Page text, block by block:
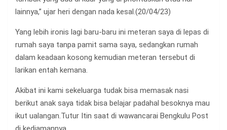
lainnya,” ujar heri dengan nada kesal.(20/04/23)
Yang lebih ironis lagi baru-baru ini meteran saya di lepas di
rumah saya tanpa pamit sama saya, sedangkan rumah
dalam keadaan kosong kemudian meteran tersebut di
larikan entah kemana.
Akibat ini kami sekeluarga tudak bisa memasak nasi
berikut anak saya tidak bisa belajar padahal besoknya mau
ikut ualangan.Tutur Itin saat di wawancarai Bengkulu Post